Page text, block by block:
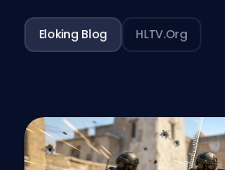
Eloking Blog HLTV.org